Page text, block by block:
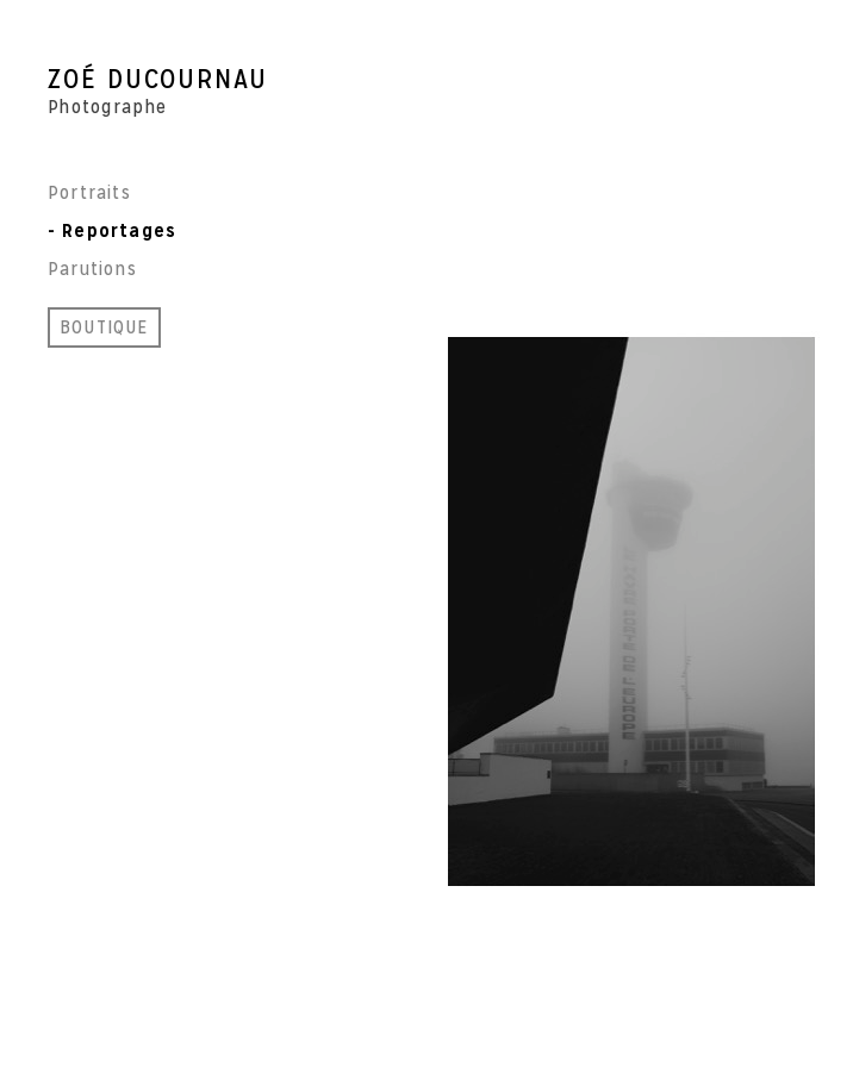
content
ZOÉ DUCOURNAU
Photographe
Portraits
Reportages
Parutions
BOUTIQUE